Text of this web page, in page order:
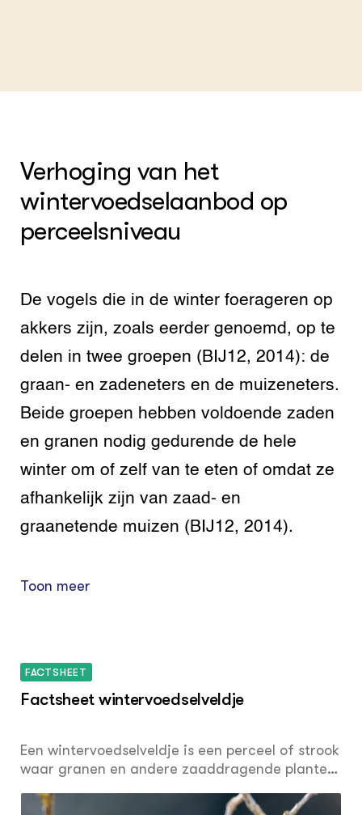
Verhoging van het
wintervoedselaanbod op
perceelsniveau
De vogels die in de winter foerageren op
akkers zijn, zoals eerder genoemd, op te
delen in twee groepen (BIJ12, 2014): de
graan- en zadeneters en de muizeneters.
Beide groepen hebben voldoende zaden
en granen nodig gedurende de hele
winter om of zelf van te eten of omdat ze
afhankelijk zijn van zaad- en
graanetende muizen (BIJ12, 2014).
Toon meer
FACTSHEET
Factsheet wintervoedselveldje
Een wintervoedselveldje is een perceel of strook
waar granen en andere zaaddragende planten
geoogst of ondergeploegd, maar tot ver in de